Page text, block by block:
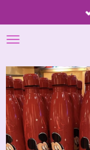
direct
naar
hoofdinhoud